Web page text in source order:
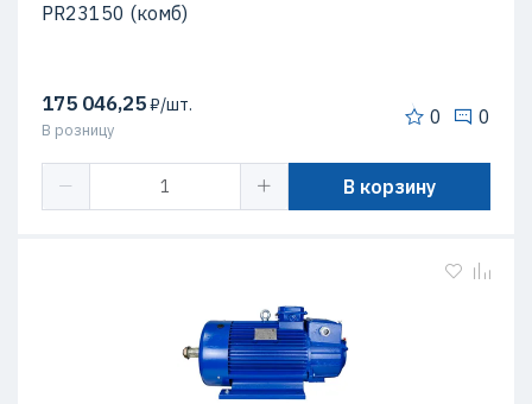
PR23150 (комб)
175 046,25₽/шт.
В розницу
0 0
В корзину